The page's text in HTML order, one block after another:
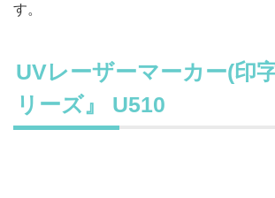
す。
UVレーザーマーカー(印
リーズ』
U510